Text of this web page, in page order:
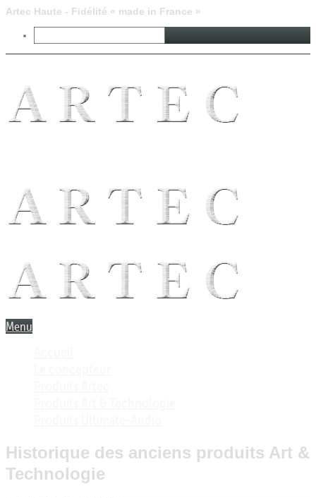
Artec Haute - Fidélité « made in France »
Menu
Historique des anciens produits Art &
Technologie